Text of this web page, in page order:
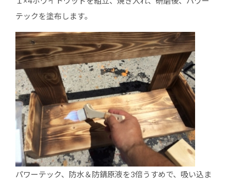
テックを塗布します。
パワーテック、防水＆防錆原液を3倍うすめで、吸い込ま